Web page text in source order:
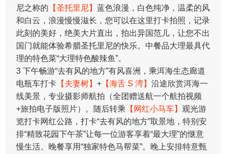
尼之称的 【圣托里尼】 蓝色浪漫，白色纯净，温柔的风
和白云，浪漫慢慢滋长，您可以在这里打卡拍照，记录
此刻的美好，绝美大片直出，拍出异国范儿，让您不出
国门就能体验希腊圣托里尼的快乐。中餐品大理最具代
理的特色菜“大理特色酸辣鱼”。
3 下午畅游“去有风的地方”有风喜洲，乘洱海生态廊道
电瓶车打卡 【夫妻树】 + 【海舌 S 湾】 沿途欣赏洱海一
线美景，专业摄影师航拍（全团赠送航一个航拍视频
+旅拍电子版照片）。随后转乘 【网红小马车】 观光游
览打卡网红公路，打卡“去有风的地方”取景地，特别安
排“精致花园下午茶”让每一位游客享着“最大理”的惬意
慢生活。晚餐享用“独家特色马帮菜”。晚上安排特意甄